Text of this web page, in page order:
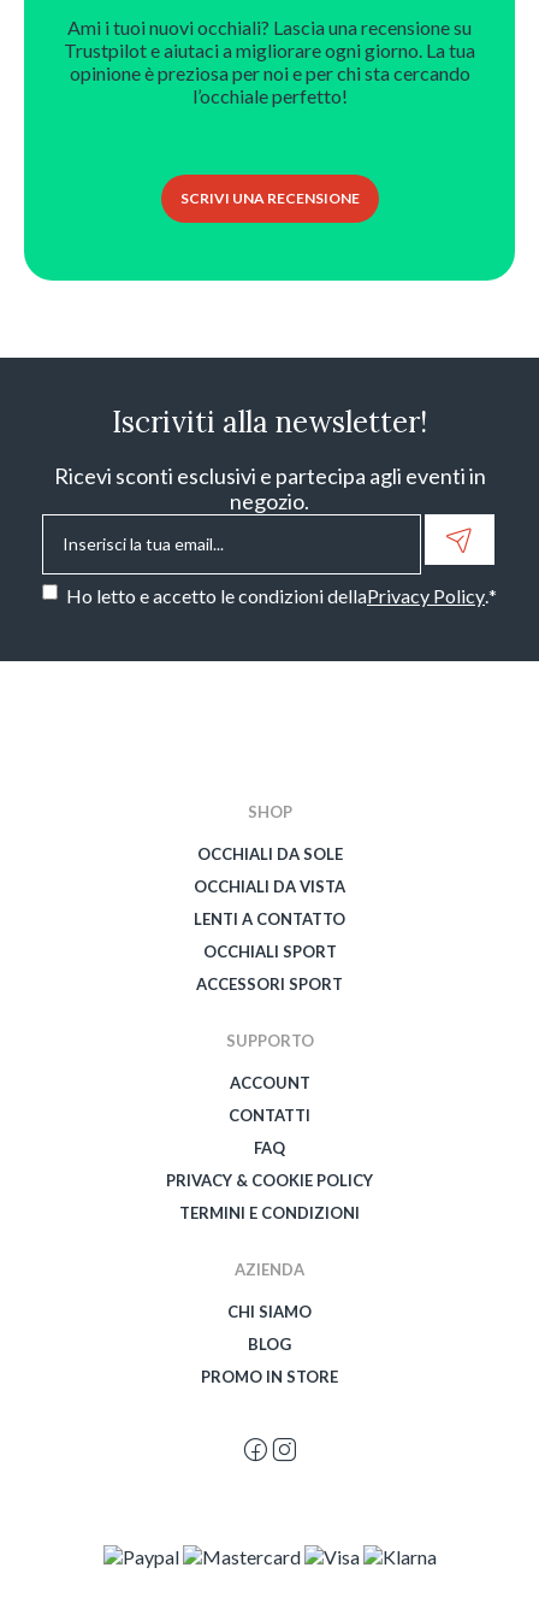
Ami i tuoi nuovi occhiali? Lascia una recensione su
Trustpilot e aiutaci a migliorare ogni giorno. La tua
opinione è preziosa per noi e per chi sta cercando
l’occhiale perfetto!
SCRIVI UNA RECENSIONE
Iscriviti alla newsletter!
Ricevi sconti esclusivi e partecipa agli eventi in
negozio.
Email*
Consenso*
Ho letto e accetto le condizioni dellaPrivacy Policy.*
SHOP
OCCHIALI DA SOLE
OCCHIALI DA VISTA
LENTI A CONTATTO
OCCHIALI SPORT
ACCESSORI SPORT
SUPPORTO
ACCOUNT
CONTATTI
FAQ
PRIVACY & COOKIE POLICY
TERMINI E CONDIZIONI
AZIENDA
CHI SIAMO
BLOG
PROMO IN STORE